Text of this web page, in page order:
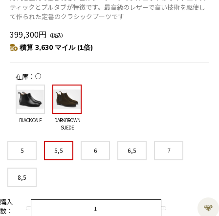
ティックとプルタブが特徴です。最高級のレザーで高い技術を駆使し
て作られた定番のクラシックブーツです
399,300円 （税込）
積算 3,630 マイル (1倍)
在庫 ○
BLACK CALF
DARK BROWN
SUEDE
5 5,5 6 6,5 7
8,5
購入
数：